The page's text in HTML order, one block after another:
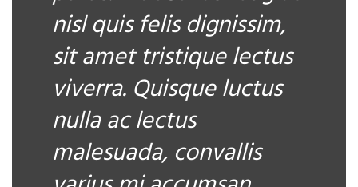
nisl quis felis dignissim,
sit amet tristique lectus
viverra. Quisque luctus
nulla ac lectus
malesuada, convallis